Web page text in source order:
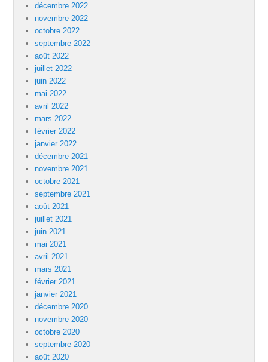
décembre 2022
novembre 2022
octobre 2022
septembre 2022
août 2022
juillet 2022
juin 2022
mai 2022
avril 2022
mars 2022
février 2022
janvier 2022
décembre 2021
novembre 2021
octobre 2021
septembre 2021
août 2021
juillet 2021
juin 2021
mai 2021
avril 2021
mars 2021
février 2021
janvier 2021
décembre 2020
novembre 2020
octobre 2020
septembre 2020
août 2020